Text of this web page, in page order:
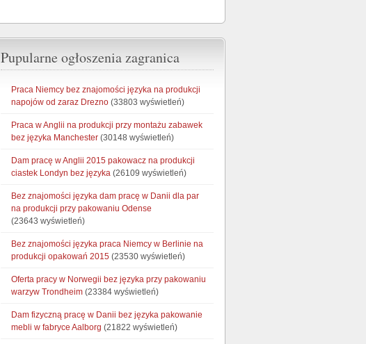
Pupularne ogłoszenia zagranica
Praca Niemcy bez znajomości języka na produkcji
napojów od zaraz Drezno (33803 wyświetleń)
Praca w Anglii na produkcji przy montażu zabawek
bez języka Manchester (30148 wyświetleń)
Dam pracę w Anglii 2015 pakowacz na produkcji
ciastek Londyn bez języka (26109 wyświetleń)
Bez znajomości języka dam pracę w Danii dla par
na produkcji przy pakowaniu Odense
(23643 wyświetleń)
Bez znajomości języka praca Niemcy w Berlinie na
produkcji opakowań 2015 (23530 wyświetleń)
Oferta pracy w Norwegii bez języka przy pakowaniu
warzyw Trondheim (23384 wyświetleń)
Dam fizyczną pracę w Danii bez języka pakowanie
mebli w fabryce Aalborg (21822 wyświetleń)